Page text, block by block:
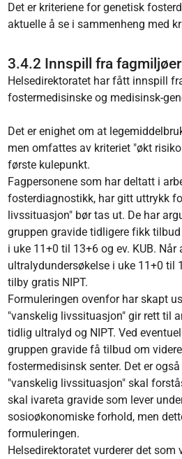
Det er kriteriene for genetisk
aktuelle å se i sammenheng med
3.4.2 Innspill fra fagmiljøer
Helsedirektoratet har fått innspill
fostermedisinske og medisinsk-
Det er enighet om at
men omfattes av kriteriet "økt
første kulepunkt.
Fagpersonene som har deltatt i
fosterdiagnostikk, har gitt uttrykk
livssituasjon" bør tas ut. De har
gruppen gravide tidligere fikk
i uke 11+0 til 13+6 og ev. KUB.
ultralydundersøkelse i uke 11+0 til
tilby gratis NIPT.
Formuleringen ovenfor har skapt
"vanskelig livssituasjon" gir rett til
tidlig ultralyd og NIPT. Ved
gruppen gravide få tilbud om
fostermedisinsk senter. Det er
"vanskelig livssituasjon" skal
skal ivareta gravide som lever
sosioøkonomiske forhold, men
formuleringen.
Helsedirektoratet vurderer det som